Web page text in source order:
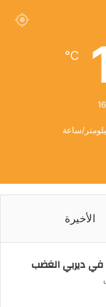
℃
الأخيرة
ديربي الغضب